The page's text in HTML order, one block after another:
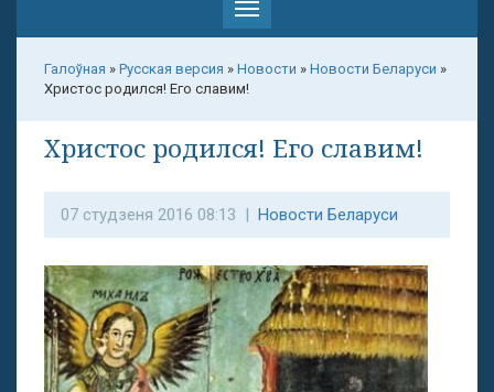
Паказаць
меню
Галоўная » Русская версия » Новости » Новости Беларуси »
Христос родился! Его славим!
Христос родился! Его славим!
07 студзеня 2016 08:13 | Новости Беларуси